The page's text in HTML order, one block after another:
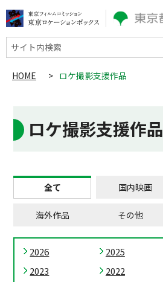
サイト内検索
HOME > ロケ撮影支援作品
ロケ撮影支援作品
全て 国内映画
海外作品 その他
2026 2025
2023
2022